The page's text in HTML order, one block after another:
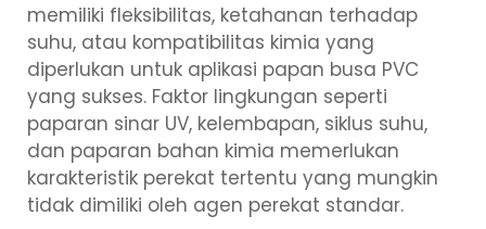
memiliki fleksibilitas, ketahanan terhadap
suhu, atau kompatibilitas kimia yang
diperlukan untuk aplikasi papan busa PVC
yang sukses. Faktor lingkungan seperti
paparan sinar UV, kelembapan, siklus suhu,
dan paparan bahan kimia memerlukan
karakteristik perekat tertentu yang mungkin
tidak dimiliki oleh agen perekat standar.